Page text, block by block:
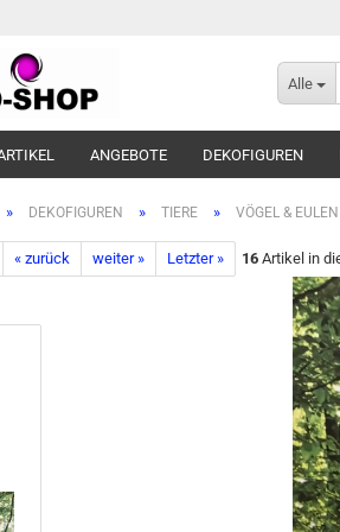
Alle
ANGEBOTE DEKOFIGUREN
» DEKOFIGUREN » TIERE » VÖGEL & EULEN
« zurück weiter » Letzter » 16 Artikel in